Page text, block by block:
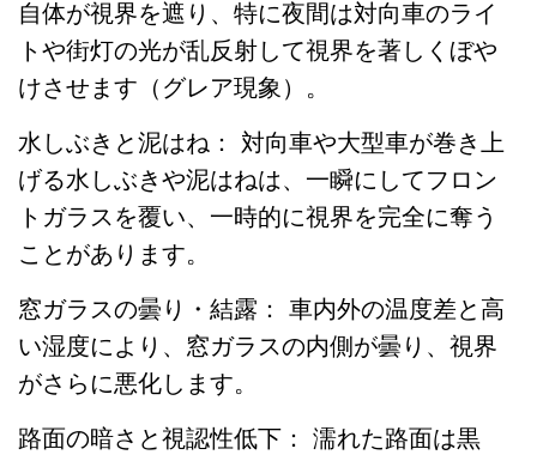
自体が視界を遮り、特に夜間は対向車のライ
トや街灯の光が乱反射して視界を著しくぼや
けさせます（グレア現象）。
水しぶきと泥はね： 対向車や大型車が巻き上
げる水しぶきや泥はねは、一瞬にしてフロン
トガラスを覆い、一時的に視界を完全に奪う
ことがあります。
窓ガラスの曇り・結露： 車内外の温度差と高
い湿度により、窓ガラスの内側が曇り、視界
がさらに悪化します。
路面の暗さと視認性低下： 濡れた路面は黒